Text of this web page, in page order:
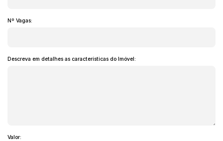
Nº Vagas:
Descreva em detalhes as características do Imóvel:
Valor: